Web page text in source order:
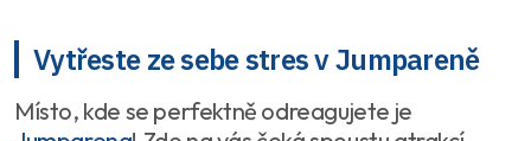
Vytřeste ze sebe stres v Jumpareně
Místo, kde se perfektně odreagujete je